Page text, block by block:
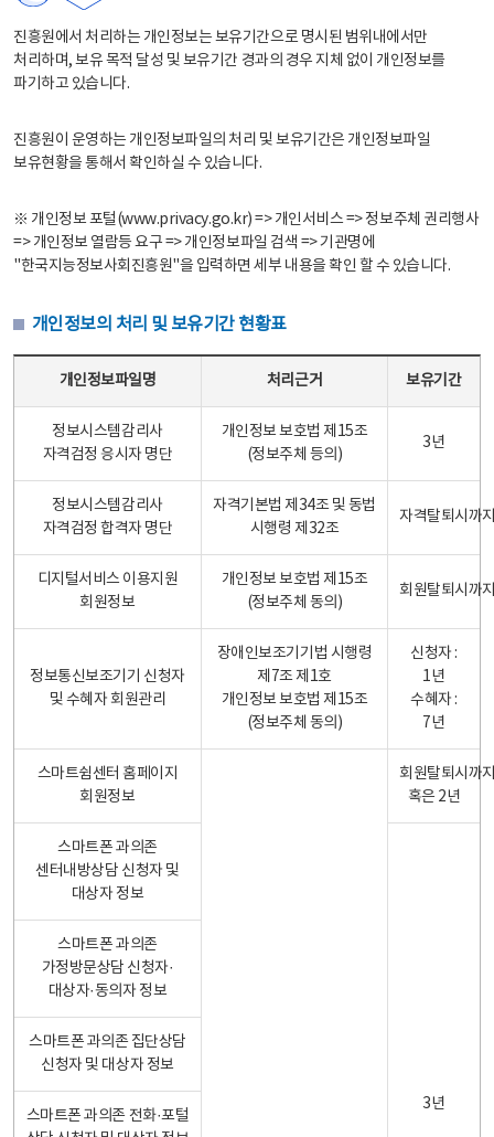
진흥원에서 처리하는 개인정보는 보유기간으로 명시된 범위내에서만
처리하며, 보유 목적 달성 및 보유기간 경과의 경우 지체 없이 개인정보를
파기하고 있습니다.
진흥원이 운영하는 개인정보파일의 처리 및 보유기간은 개인정보파일
보유현황을 통해서 확인하실 수 있습니다.
※ 개인정보 포털(www.privacy.go.kr) => 개인서비스 => 정보주체 권리행사
=> 개인정보 열람등 요구 => 개인정보파일 검색 => 기관명에
"한국지능정보사회진흥원"을 입력하면 세부 내용을 확인 할 수 있습니다.
개인정보의 처리 및 보유기간 현황표
개인정보파일명 처리근거 보유기간
정보시스템감리사
자격검정 응시자 명단
개인정보 보호법 제15조
(정보주체 등의)
3년
정보시스템감리사
자격검정 합격자 명단
자격기본법 제34조 및 동법
시행령 제32조
자격탈퇴시까
디지털서비스 이용지원
회원정보
개인정보 보호법 제15조
(정보주체 동의)
회원탈퇴시까
정보통신보조기기 신청자
및 수혜자 회원관리
장애인보조기기법 시행령
제7조 제1호
개인정보 보호법 제15조
(정보주체 동의)
신청자 :
1년
수혜자 :
7년
스마트쉼센터 홈페이지
회원정보
회원탈퇴시까
혹은 2년
스마트폰 과의존
센터내방상담 신청자 및
대상자 정보
3년
스마트폰 과의존
가정방문상담 신청자·
대상자·동의자 정보
스마트폰 과의존 집단상담
신청자 및 대상자 정보
스마트폰 과의존 전화·포털